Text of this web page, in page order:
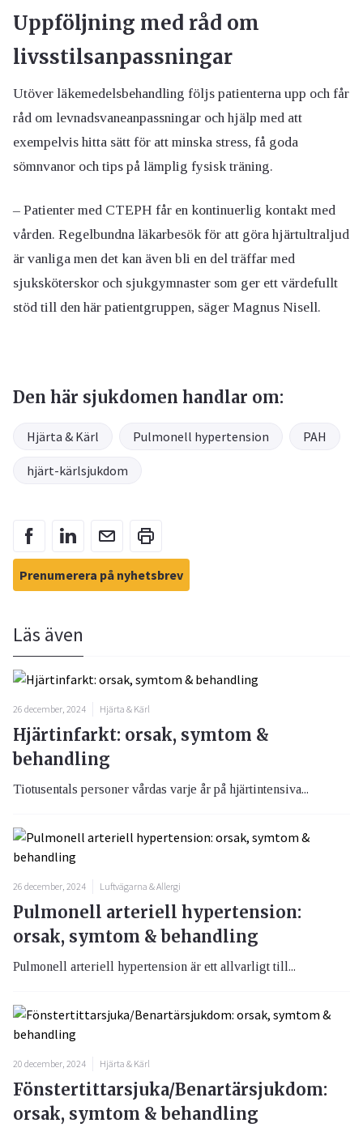
Uppföljning med råd om
livsstilsanpassningar
Utöver läkemedelsbehandling följs patienterna upp och får
råd om levnadsvaneanpassningar och hjälp med att
exempelvis hitta sätt för att minska stress, få goda
sömnvanor och tips på lämplig fysisk träning.
– Patienter med CTEPH får en kontinuerlig kontakt med
vården. Regelbundna läkarbesök för att göra hjärtultraljud
är vanliga men det kan även bli en del träffar med
sjuksköterskor och sjukgymnaster som ger ett värdefullt
stöd till den här patientgruppen, säger Magnus Nisell.
Den här sjukdomen handlar om:
Hjärta & Kärl Pulmonell hypertension PAH
hjärt-kärlsjukdom
Prenumerera på nyhetsbrev
Läs även
26 december, 2024 Hjärta & Kärl
Hjärtinfarkt: orsak, symtom &
behandling
Tiotusentals personer vårdas varje år på hjärtintensiva...
26 december, 2024 Luftvägarna & Allergi
Pulmonell arteriell hypertension:
orsak, symtom & behandling
Pulmonell arteriell hypertension är ett allvarligt till...
20 december, 2024 Hjärta & Kärl
Fönstertittarsjuka/Benartärsjukdom:
orsak, symtom & behandling